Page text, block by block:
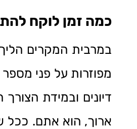
כמה זמן לוקח
מפוזרות על פני מספר
דיונים ובמידת
ארוך, הוא אתם. ככל